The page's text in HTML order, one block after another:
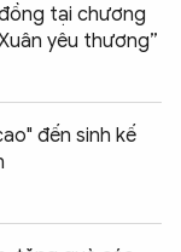
tại chương
yêu thương”
đến sinh kế